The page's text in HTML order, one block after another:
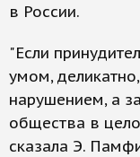
в России.
"Если
умом,
нарушением, а
общества в
сказала Э.